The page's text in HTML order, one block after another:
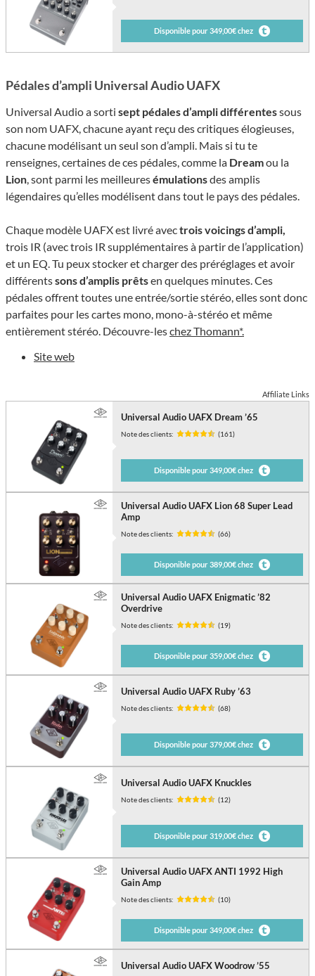
Disponible pour 349,00€ chez
Pédales d’ampli Universal Audio UAFX
Universal Audio a sorti sept pédales d’ampli différentessous
son nom UAFX, chacune ayant reçu des critiques élogieuses,
chacune modélisant un seul son d’ampli. Mais si tu te
renseignes, certaines de ces pédales, comme la Dreamou la
Lion, sont parmi les meilleuresémulationsdes amplis
légendaires qu’elles modélisent dans tout le pays des pédales.
Chaque modèle UAFX est livré avectrois voicings d’ampli,
trois IR (avec trois IR supplémentaires à partir de l’application)
et un EQ. Tu peux stocker et charger des préréglages et avoir
différentssons d’amplis prêtsen quelques minutes. Ces
pédales offrent toutes une entrée/sortie stéréo, elles sont donc
parfaites pour les cartes mono, mono-à-stéréo et même
entièrement stéréo. Découvre-leschez Thomann*.
Site web
Affiliate Links
Universal Audio UAFX Dream ’65
Note des clients: (161)
Disponible pour 349,00€ chez
Universal Audio UAFX Lion 68 Super Lead
Amp
Note des clients: (66)
Disponible pour 389,00€ chez
Universal Audio UAFX Enigmatic ’82
Overdrive
Note des clients: (19)
Disponible pour 359,00€ chez
Universal Audio UAFX Ruby ’63
Note des clients: (68)
Disponible pour 379,00€ chez
Universal Audio UAFX Knuckles
Note des clients: (12)
Disponible pour 319,00€ chez
Universal Audio UAFX ANTI 1992 High
Gain Amp
Note des clients: (10)
Disponible pour 349,00€ chez
Universal Audio UAFX Woodrow ’55